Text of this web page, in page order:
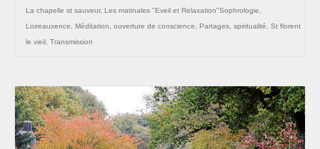
La chapelle st sauveur, Les matinales "Eveil et Relaxation"Sophrologie,
Loireauxence, Méditation, ouverture de conscience, Partages, spiritualité, St florent
le vieil, Transmission